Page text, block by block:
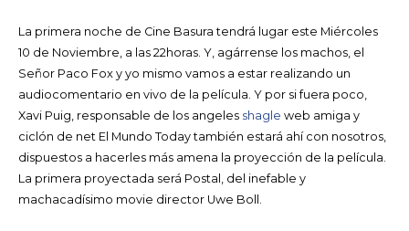
La primera noche de Cine Basura tendrá lugar este Miércoles
10 de Noviembre, a las 22horas. Y, agárrense los machos, el
Señor Paco Fox y yo mismo vamos a estar realizando un
audiocomentario en vivo de la película. Y por si fuera poco,
Xavi Puig, responsable de los angeles shagle web amiga y
ciclón de net El Mundo Today también estará ahí con nosotros,
dispuestos a hacerles más amena la proyección de la película.
La primera proyectada será Postal, del inefable y
machacadísimo movie director Uwe Boll.